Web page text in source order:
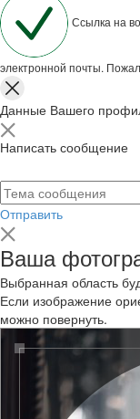
Ссылка на
электронной почты.
Данные Вашего
Написать сообщение
Отправить
Ваша
Выбранная область
Если изображение
можно повернуть.